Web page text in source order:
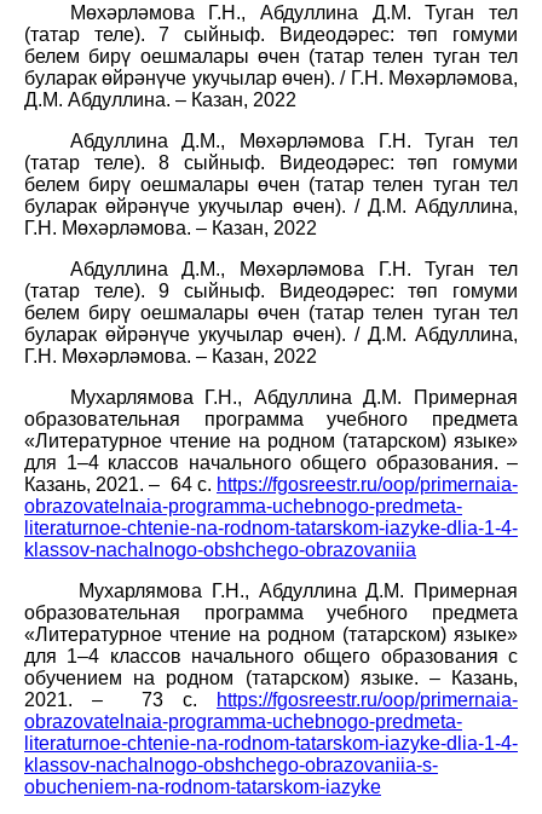
Мөхәрләмова Г.Н., Абдуллина Д.М. Туган тел
(татар теле). 7 сыйныф. Видеодәрес: төп гомуми
белем бирү оешмалары өчен (татар телен туган тел
буларак өйрәнүче укучылар өчен). / Г.Н. Мөхәрләмова,
Д.М. Абдуллина. – Казан, 2022
Абдуллина Д.М., Мөхәрләмова Г.Н. Туган тел
(татар теле). 8 сыйныф. Видеодәрес: төп гомуми
белем бирү оешмалары өчен (татар телен туган тел
буларак өйрәнүче укучылар өчен). / Д.М. Абдуллина,
Г.Н. Мөхәрләмова. – Казан, 2022
Абдуллина Д.М., Мөхәрләмова Г.Н. Туган тел
(татар теле). 9 сыйныф. Видеодәрес: төп гомуми
белем бирү оешмалары өчен (татар телен туган тел
буларак өйрәнүче укучылар өчен). / Д.М. Абдуллина,
Г.Н. Мөхәрләмова. – Казан, 2022
Мухарлямова Г.Н., Абдуллина Д.М. Примерная
образовательная программа учебного предмета
«Литературное чтение на родном (татарском) языке»
для 1–4 классов начального общего образования. –
Казань, 2021. – 64 с. https://fgosreestr.ru/oop/primernaia-
obrazovatelnaia-programma-uchebnogo-predmeta-
literaturnoe-chtenie-na-rodnom-tatarskom-iazyke-dlia-1-4-
klassov-nachalnogo-obshchego-obrazovaniia
Мухарлямова Г.Н., Абдуллина Д.М. Примерная
образовательная программа учебного предмета
«Литературное чтение на родном (татарском) языке»
для 1–4 классов начального общего образования с
обучением на родном (татарском) языке. – Казань,
2021. – 73 с.
https://fgosreestr.ru/oop/primernaia-
obrazovatelnaia-programma-uchebnogo-predmeta-
literaturnoe-chtenie-na-rodnom-tatarskom-iazyke-dlia-1-4-
klassov-nachalnogo-obshchego-obrazovaniia-s-
obucheniem-na-rodnom-tatarskom-iazyke